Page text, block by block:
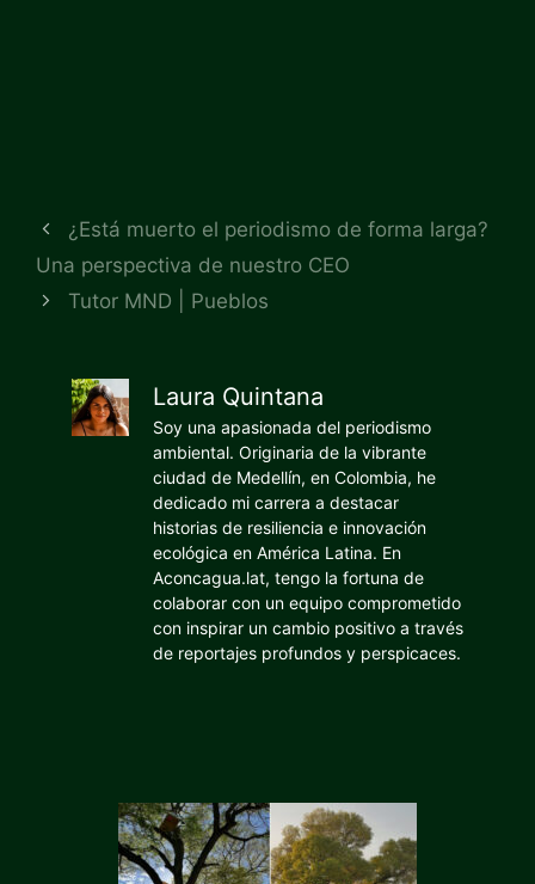
¿Está muerto el periodismo de forma larga?
Una perspectiva de nuestro CEO
Tutor MND | Pueblos
Laura Quintana
Soy una apasionada del periodismo
ambiental. Originaria de la vibrante
ciudad de Medellín, en Colombia, he
dedicado mi carrera a destacar
historias de resiliencia e innovación
ecológica en América Latina. En
Aconcagua.lat, tengo la fortuna de
colaborar con un equipo comprometido
con inspirar un cambio positivo a través
de reportajes profundos y perspicaces.